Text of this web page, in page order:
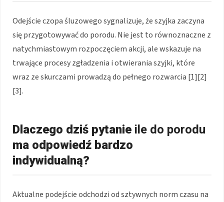
Odejście czopa śluzowego sygnalizuje, że szyjka zaczyna
się przygotowywać do porodu. Nie jest to równoznaczne z
natychmiastowym rozpoczęciem akcji, ale wskazuje na
trwające procesy zgładzenia i otwierania szyjki, które
wraz ze skurczami prowadzą do pełnego rozwarcia [1][2]
[3].
Dlaczego dziś pytanie ile do porodu
ma odpowiedź bardzo
indywidualną?
Aktualne podejście odchodzi od sztywnych norm czasu na